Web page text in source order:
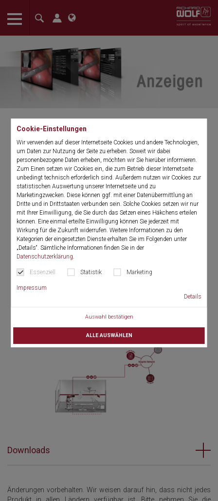
Cookie-Einstellungen
Wir verwenden auf dieser Internetseite Cookies und andere Technologien,
um Daten zur Nutzung der Seite zu erheben. Soweit wir dabei
personenbezogene Daten erheben, möchten wir Sie hierüber informieren.
Zum Einen setzen wir Cookies ein, die zum Betrieb dieser Internetseite
unbedingt technisch erforderlich sind. Außerdem nutzen wir Cookies zur
statistischen Auswertung unserer Internetseite und zu
Marketingzwecken. Diese können ggf. mit einer Datenübermittlung an
Dritte und in Drittstaaten verbunden sein. Solche Cookies setzen wir nur
mit Ihrer Einwilligung, die Sie durch das Setzen eines Häkchens erteilen
können. Eine einmal erteilte Einwilligung können Sie jederzeit mit
Wirkung für die Zukunft widerrufen. Weitere Informationen zu den
Kategorien der eingesetzten Dienste erhalten Sie im Folgenden unter
„Details“. Sämtliche Informationen finden Sie in der
Datenschutzerklärung.
Essenziell Statistik Marketing
Impressum
Details
Auswahl bestätigen
ALLE AUSWÄHLEN
The language setting of your browser is set to English. Do you
Confirm
Standard Display Connections
and Interfaces
Display of Endoscopic or additional
Videos inside the OR
Digital Documentation of additional
Video Sources
Downloads
Änderungen vorbehalten. Wir weisen darauf hin, dass nicht jedes